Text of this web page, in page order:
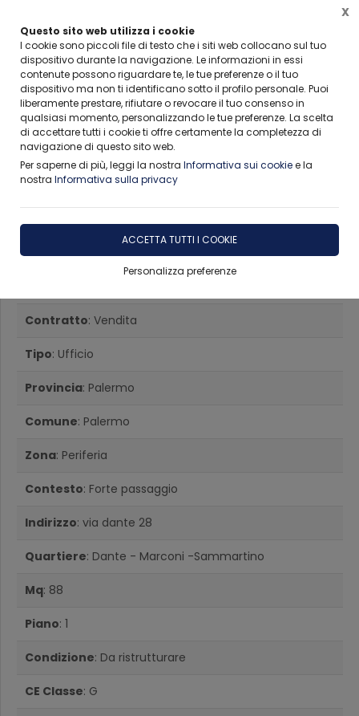
Questo sito web utilizza i cookie
I cookie sono piccoli file di testo che i siti web collocano sul tuo
dispositivo durante la navigazione. Le informazioni in essi
contenute possono riguardare te, le tue preferenze o il tuo
dispositivo ma non ti identificano sotto il profilo personale. Puoi
liberamente prestare, rifiutare o revocare il tuo consenso in
qualsiasi momento, personalizzando le tue preferenze. La scelta
di accettare tutti i cookie ti offre certamente la completezza di
navigazione di questo sito web.
Per saperne di più, leggi la nostra Informativa sui cookiee la
nostra Informativa sulla privacy
ACCETTA TUTTI I COOKIE
Personalizza preferenze
X
Home Immobili Palermo Ufficio Vendita
Ufficio in Vendita a Palermo
Dante - Marconi -
Sammartino
Contratto: Vendita
Tipo: Ufficio
Provincia: Palermo
Comune: Palermo
Zona: Periferia
Contesto: Forte passaggio
Indirizzo: via dante 28
Quartiere: Dante - Marconi -Sammartino
Mq: 88
Piano: 1
Condizione: Da ristrutturare
CE Classe: G